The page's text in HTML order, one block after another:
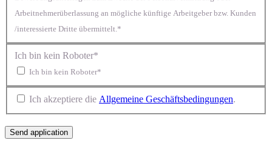
Arbeitnehmerüberlassung an mögliche künftige Arbeitgeber bzw. Kunden
/interessierte Dritte übermittelt.*
Ich bin kein Roboter*
Ich bin kein Roboter*
Ich akzeptiere die Allgemeine Geschäftsbedingungen.